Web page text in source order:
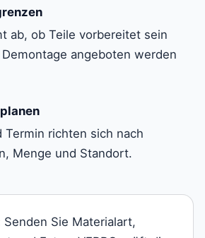
ab, ob Teile vorbereitet sein
angeboten werden
Termin richten sich nach
Menge und Standort.
Senden Sie Materialart,